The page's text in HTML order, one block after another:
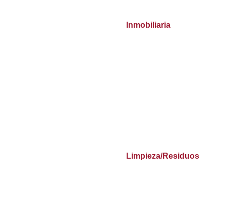
Inmobiliaria
Limpieza/Residuos